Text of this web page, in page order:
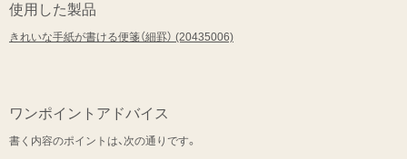
使用した製品
きれいな手紙が書ける便箋（細罫） (20435006)
ワンポイントアドバイス
書く内容のポイントは、次の通りです。